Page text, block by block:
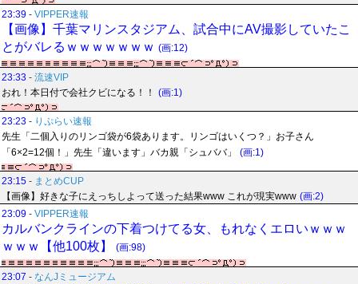
23:39 - VIPPER速報
【画像】千葉マリンスタジアム、試合中にAV撮影していたこ
とがバレるｗｗｗｗｗｗｗ (画:12)
23:33 - 流速VIP
おれ！本日付で会社クビになる！！
(画:1)
23:23 - りぷらい速報
先生「二個入りのリンゴ袋が6袋あります。リンゴはいくつ？」お子さん
「6×2=12個！」先生「違います」バカ親「シュババ」
(画:1)
23:15 - まとめCUP
【画像】好きな子にえっちしよって送った結果www これが現実www (画:2)
23:09 - VIPPER速報
カルバンクラインの下着つけてる女、もれなくエロいｗｗｗ
ｗｗｗ【他100枚】
(画:98)
23:07 - なんJミュージアム